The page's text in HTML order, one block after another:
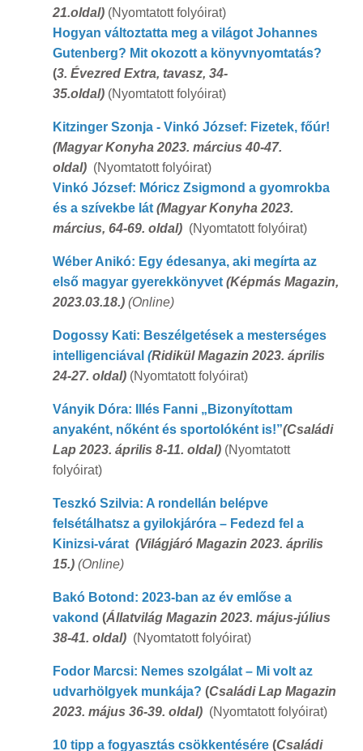
21.oldal) (Nyomtatott folyóirat)
Hogyan változtatta meg a világot Johannes
Gutenberg? Mit okozott a könyvnyomtatás?
(3. Évezred Extra, tavasz, 34-
35.oldal) (Nyomtatott folyóirat)
Kitzinger Szonja - Vinkó József: Fizetek, főúr!
(Magyar Konyha 2023. március 40-47.
oldal) (Nyomtatott folyóirat)
Vinkó József: Móricz Zsigmond a gyomrokba
és a szívekbe lát (Magyar Konyha 2023.
március, 64-69. oldal) (Nyomtatott folyóirat)
Wéber Anikó: Egy édesanya, aki megírta az
első magyar gyerekkönyvet (Képmás Magazin,
2023.03.18.) (Online)
Dogossy Kati: Beszélgetések a mesterséges
intelligenciával (Ridikül Magazin 2023. április
24-27. oldal) (Nyomtatott folyóirat)
Ványik Dóra: Illés Fanni „Bizonyítottam
anyaként, nőként és sportolóként is!”(Családi
Lap 2023. április 8-11. oldal) (Nyomtatott
folyóirat)
Teszkó Szilvia: A rondellán belépve
felsétálhatsz a gyilokjáróra – Fedezd fel a
Kinizsi-várat (Világjáró Magazin 2023. április
15.)(Online)
Bakó Botond: 2023-ban az év emlőse a
vakond (Állatvilág Magazin 2023. május-július
38-41. oldal) (Nyomtatott folyóirat)
Fodor Marcsi: Nemes szolgálat – Mi volt az
udvarhölgyek munkája? (Családi Lap Magazin
2023. május 36-39. oldal) (Nyomtatott folyóirat)
10 tipp a fogyasztás csökkentésére (Családi